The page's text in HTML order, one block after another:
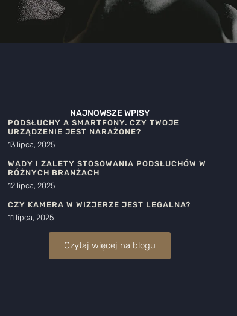
NAJNOWSZE WPISY
PODSŁUCHY A SMARTFONY. CZY TWOJE
URZĄDZENIE JEST NARAŻONE?
13 lipca, 2025
WADY I ZALETY STOSOWANIA PODSŁUCHÓW W
RÓŻNYCH BRANŻACH
12 lipca, 2025
CZY KAMERA W WIZJERZE JEST LEGALNA?
11 lipca, 2025
Czytaj więcej na blogu